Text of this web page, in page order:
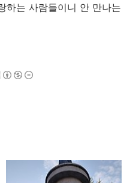
하는 사람들이니 안 만나는